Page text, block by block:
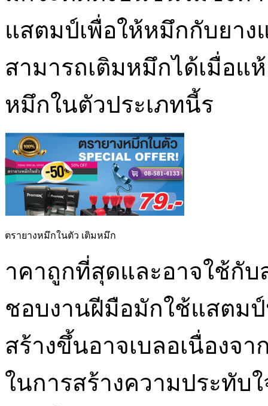
แสตมป์เพื่อให้หมึกกับยา
สามารถเติมหมึกได้เมื่อแ
หมึกในตัวประเภทนี้ร
ตรายางหมึกในตัว เติมหมึก
าคาถูกที่สุดและอาจใช้กั
ชอบงานฝีมือมักใช้แสตม
สร้างขึ้นอาจเบลอเนื่องจ
ในการสร้างความประทับ